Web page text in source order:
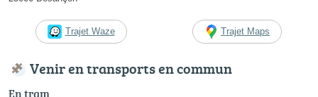
Trajet Waze Trajet Maps
Venir en transports en commun
En tram